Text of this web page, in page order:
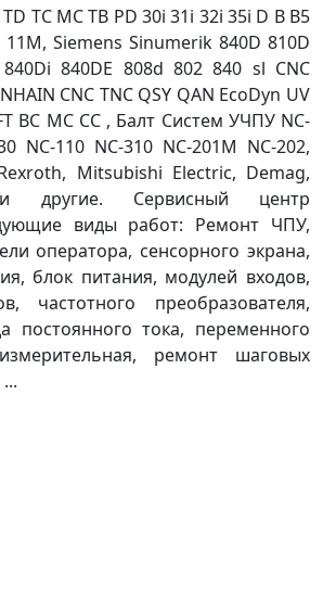
TC MC TB PD 30i 31i 32i 35i D B B5
Siemens Sinumerik 840D 810D
840DE 808d 802 840 sl CNC
CNC TNC QSY QAN EcoDyn UV
BC MC CC , Балт Систем УЧПУ NC-
NC-110 NC-310 NC-201M NC-202,
Mitsubishi Electric, Demag,
и другие. Сервисный центр
виды работ: Ремонт ЧПУ,
оператора, сенсорного экрана,
блок питания, модулей входов,
частотного преобразователя,
постоянного тока, переменного
ремонт шаговых